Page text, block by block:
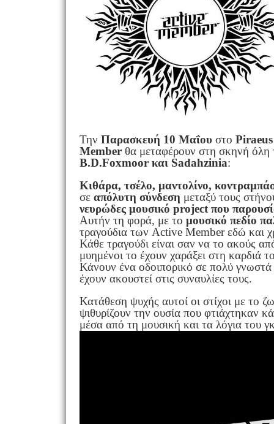
Την Παρασκευή 10 Μαΐουστο
Memberθα μεταφέρουν στη σκηνή όλη
B.D.Foxmoor και Sadahzinia:
Κιθάρα, τσέλο, μαντολίνο,
σε απόλυτη σύνδεση μεταξύ τους
νευρώδες μουσικό project που
Αυτήν τη φορά, με το μουσικό πεδίο
τραγούδια των Active Member εδώ και
Κάθε τραγούδι είναι σαν να το ακούς
μυημένοι το έχουν χαράξει στη καρδιά
Κάνουν ένα οδοιπορικό σε πολύ
έχουν ακουστεί στις συναυλίες τους.
Κατάθεση ψυχής αυτοί οι στίχοι με το
ψιθυρίζουν την ουσία που φτιάχτηκαν
μέσα από τη μουσική και τα λόγια του